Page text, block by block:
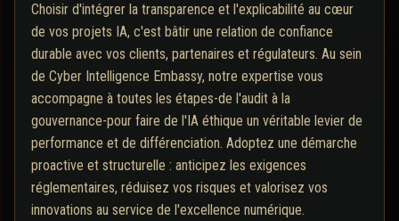
Choisir d'intégrer la transparence et l'explicabilité au cœur
de vos projets IA, c'est bâtir une relation de confiance
durable avec vos clients, partenaires et régulateurs. Au sein
de Cyber Intelligence Embassy, notre expertise vous
accompagne à toutes les étapes-de l'audit à la
gouvernance-pour faire de l'IA éthique un véritable levier de
performance et de différenciation. Adoptez une démarche
proactive et structurelle : anticipez les exigences
réglementaires, réduisez vos risques et valorisez vos
innovations au service de l'excellence numérique.